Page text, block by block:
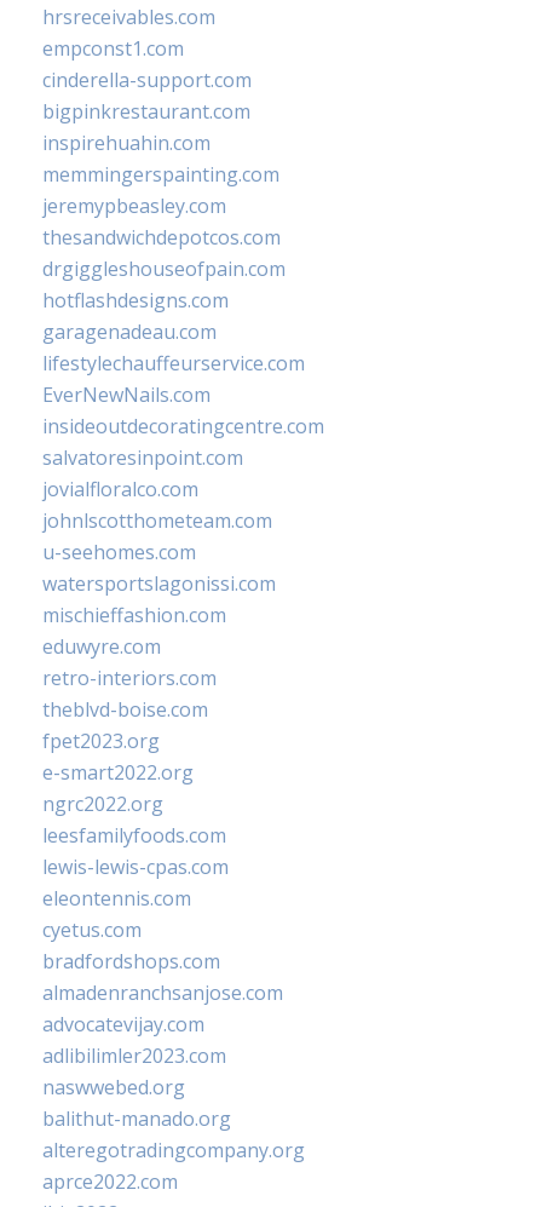
hrsreceivables.com
empconst1.com
cinderella-support.com
bigpinkrestaurant.com
inspirehuahin.com
memmingerspainting.com
jeremypbeasley.com
thesandwichdepotcos.com
drgiggleshouseofpain.com
hotflashdesigns.com
garagenadeau.com
lifestylechauffeurservice.com
EverNewNails.com
insideoutdecoratingcentre.com
salvatoresinpoint.com
jovialfloralco.com
johnlscotthometeam.com
u-seehomes.com
watersportslagonissi.com
mischieffashion.com
eduwyre.com
retro-interiors.com
theblvd-boise.com
fpet2023.org
e-smart2022.org
ngrc2022.org
leesfamilyfoods.com
lewis-lewis-cpas.com
eleontennis.com
cyetus.com
bradfordshops.com
almadenranchsanjose.com
advocatevijay.com
adlibilimler2023.com
naswwebed.org
balithut-manado.org
alteregotradingcompany.org
aprce2022.com